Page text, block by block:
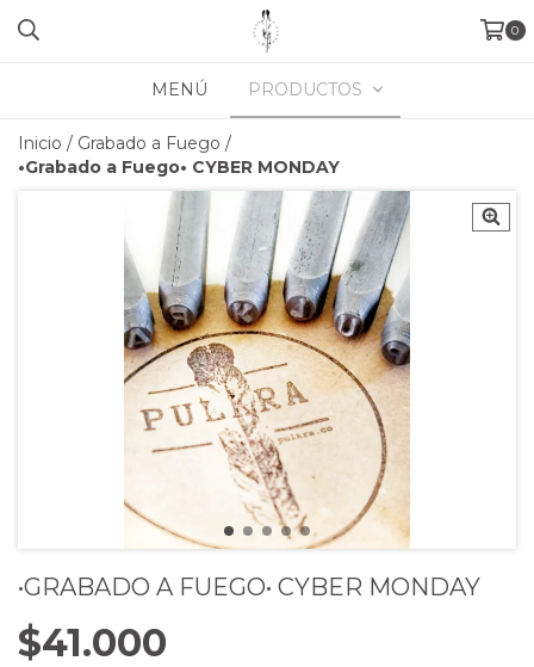
0
MENÚ PRODUCTOS
Inicio / Grabado a Fuego /
•Grabado a Fuego• CYBER MONDAY
•GRABADO A FUEGO• CYBER MONDAY
$41.000